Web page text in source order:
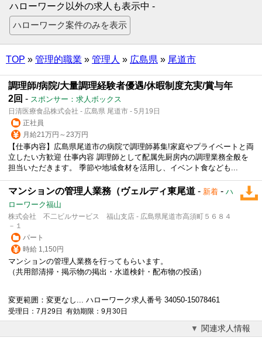
ハローワーク以外の求人も表示中 -
TOP » 管理的職業 » 管理人 » 広島県 » 尾道市
調理師/病院/大量調理経験者優遇/休暇制度充実/賞与年
2回 - スポンサー：求人ボックス
日清医療食品株式会社 - 広島県 尾道市 - 5月19日
正社員
月給21万円～23万円
【仕事内容】広島県尾道市の病院で調理師募集!家庭やプライベートと両
立したい方歓迎 仕事内容 調理師として配属先厨房内の調理業務全般を
担当いただきます。 季節や地域食材を活用し、イベント食なども...
マンションの管理人業務（ヴェルディ東尾道 - 新着 - ハ
ローワーク福山
株式会社 不二ビルサービス 福山支店 - 広島県尾道市高須町５６８４
－１
パート
時給 1,150円
マンションの管理人 業務を行ってもらいます。
（共用部清掃・掲示物の掲出・水道検針・配布物の投函）
変更範囲：変更なし... ハローワーク求人番号 34050-15078461
受理日：7月29日 有効期限：9月30日
関連求人情報